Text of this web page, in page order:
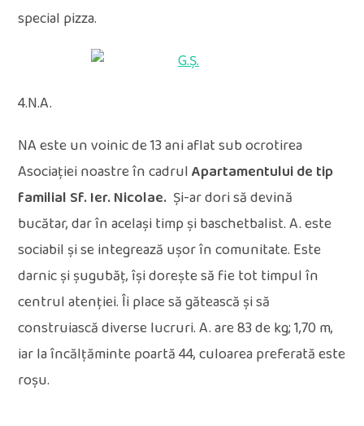
special pizza.
4.N.A.
NA este un voinic de 13 ani aflat sub ocrotirea
Asociației noastre în cadrulApartamentuluide tip
familialSf. Ier. Nicolae. Și-ar dori să devină
bucătar, dar în același timp și baschetbalist. A. este
sociabil și se integrează ușor în comunitate. Este
darnic și șugubăț, își dorește să fie tot timpul în
centrul atenției. Îi place să gătească și să
construiască diverse lucruri. A. are 83 de kg; 1,70 m,
iar la încălțăminte poartă 44, culoarea preferată este
roșu.